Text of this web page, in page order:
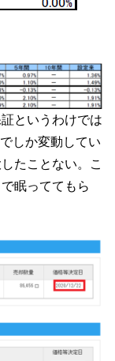
というわけでは
しか変動してい
たことない。こ
眠っててもら